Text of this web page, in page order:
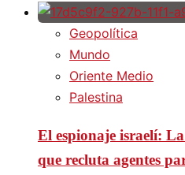
Geopolítica
Mundo
Oriente Medio
Palestina
El espionaje israelí:
que recluta agentes